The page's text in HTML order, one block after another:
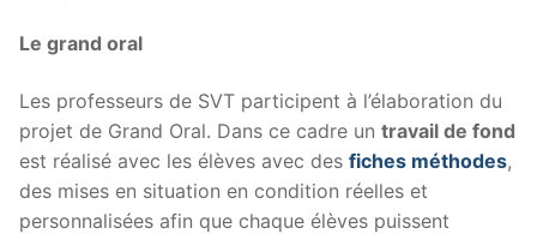
Le grand oral
Les professeurs de SVT participent à l’élaboration du
projet de Grand Oral. Dans ce cadre un travail de fond
est réalisé avec les élèves avec des fiches méthodes,
des mises en situation en condition réelles et
personnalisées afin que chaque élèves puissent